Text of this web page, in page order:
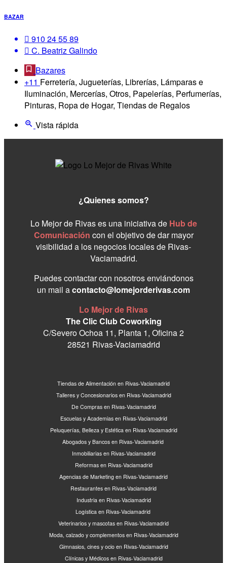
BAZAR
910 24 55 89
C. Beatriz Galindo
Bazares
+11 Ferretería, Jugueterías, Librerías, Lámparas e
Iluminación, Mercerías, Otros, Papelerías, Perfumerías,
Pinturas, Ropa de Hogar, Tiendas de Regalos
Vista rápida
¿Quienes somos?
Lo Mejor de Rivas es una iniciativa de Hub de
Comunicación con el objetivo de dar mayor
visibilidad a los negocios locales de Rivas-
Vaciamadrid.
Puedes contactar con nosotros enviándonos
un mail acontacto@lomejorderivas.com
Lo Mejor de Rivas
The Clic Club Coworking
C/Severo Ochoa 11, Planta 1, Oficina 2
28521 Rivas-Vaciamadrid
Tiendas de Alimentación en Rivas-Vaciamadrid
Talleres y Concesionarios en Rivas-Vaciamadrid
De Compras en Rivas-Vaciamadrid
Escuelas y Academias en Rivas-Vaciamadrid
Peluquerías, Belleza y Estética en Rivas-Vaciamadrid
Abogados y Bancos en Rivas-Vaciamadrid
Inmobiliarias en Rivas-Vaciamadrid
Reformas en Rivas-Vaciamadrid
Agencias de Marketing en Rivas-Vaciamadrid
Restaurantes en Rivas-Vaciamadrid
Industria en Rivas-Vaciamadrid
Logística en Rivas-Vaciamadrid
Veterinarios y mascotas en Rivas-Vaciamadrid
Moda, calzado y complementos en Rivas-Vaciamadrid
Gimnasios, cines y ocio en Rivas-Vaciamadrid
Clínicas y Médicos en Rivas-Vaciamadrid